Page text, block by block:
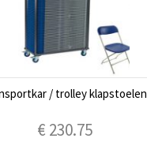
/ trolley klapstoelen
€ 230.75